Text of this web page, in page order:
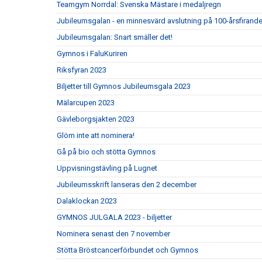
Teamgym Norrdal: Svenska Mästare i medaljregn
Jubileumsgalan - en minnesvärd avslutning på 100-
Jubileumsgalan: Snart smäller det!
Gymnos i FaluKuriren
Riksfyran 2023
Biljetter till Gymnos Jubileumsgala 2023
Mälarcupen 2023
Gävleborgsjakten 2023
Glöm inte att nominera!
Gå på bio och stötta Gymnos
Uppvisningstävling på Lugnet
Jubileumsskrift lanseras den 2 december
Dalaklockan 2023
GYMNOS JULGALA 2023 - biljetter
Nominera senast den 7 november
Stötta Bröstcancerförbundet och Gymnos